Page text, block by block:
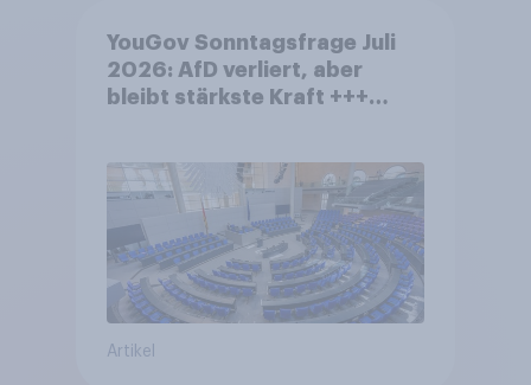
YouGov Sonntagsfrage Juli
2026: AfD verliert, aber
bleibt stärkste Kraft +++
Artikel